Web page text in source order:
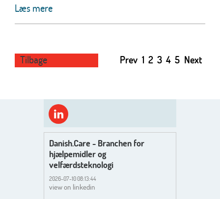
Læs mere
Tilbage Prev 1 2 3 4 5 Next
Danish.Care - Branchen for
hjælpemidler og
velfærdsteknologi
2026-07-10 08:13:44
view on linkedin